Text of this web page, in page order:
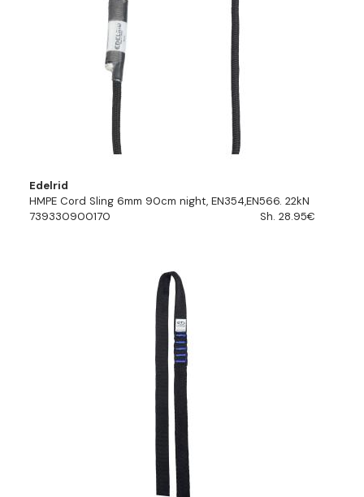
Edelrid
HMPE Cord Sling 6mm 90cm night, EN354,EN566. 22kN
739330900170
Sh. 28.95€